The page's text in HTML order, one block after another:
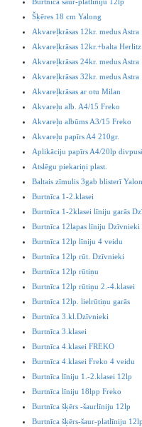
Šķēres 18 cm Yalong
Akvareļkrāsas 12kr. medus Astra
Akvareļkrāsas 12kr.+balta Herlitz
Akvareļkrāsas 24kr. medus Astra
Akvareļkrāsas 32kr. medus Astra
Akvareļkrāsas ar otu Milan
Akvareļu alb. A4/15 Freko
Akvareļu albūms A3/15 Freko
Akvareļu papīrs A4 210gr.
Aplikāciju papīrs A4/20lp
Atslēgu piekariņi plast.
Baltais zīmulis 3gab blisterī
Burtnīca 1-2.klasei
Burtnīca 1-2klasei līniju garās
Burtnīca 12lapas līniju Dzīvnieki
Burtnīca 12lp līniju 4 veidu
Burtnīca 12lp rūt. Dzīvnieki
Burtnīca 12lp rūtiņu
Burtnīca 12lp rūtiņu 2.-4.klasei
Burtnīca 12lp. lielrūtiņu garās
Burtnīca 3.kl.Dzīvnieki
Burtnīca 3.klasei
Burtnīca 4.klasei FREKO
Burtnīca 4.klasei Freko 4 veidu
Burtnīca līniju 1.-2.klasei 12lp
Burtnīca līniju 18lpp Freko
Burtnīca šķērs -šaurlīniju 12lp
Burtnīca šķērs-šaur-platlīniju 12lp